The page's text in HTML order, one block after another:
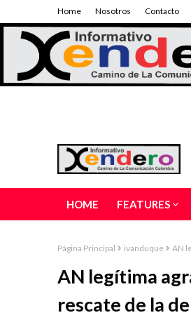
Home Nosotros Contacto
HOME FEATURES
Página Principal ivanduque AN
AN legítima
rescate de la